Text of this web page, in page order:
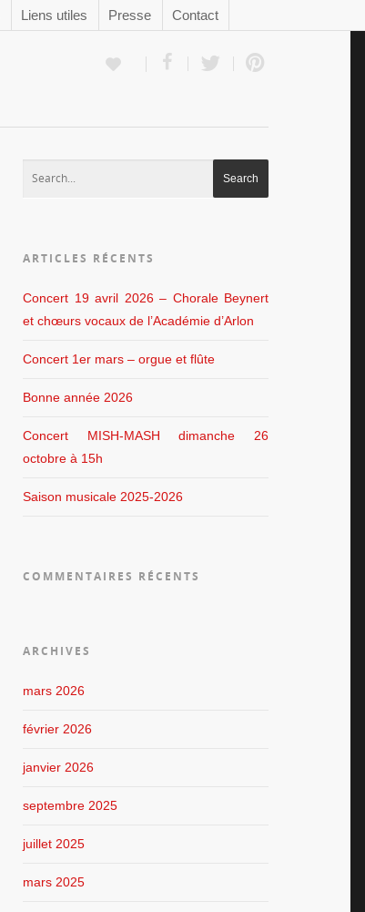
Liens utiles Presse Contact
ARTICLES RÉCENTS
Concert 19 avril 2026 – Chorale Beynert
et chœurs vocaux de l’Académie d’Arlon
Concert 1er mars – orgue et flûte
Bonne année 2026
Concert MISH-MASH dimanche 26
octobre à 15h
Saison musicale 2025-2026
COMMENTAIRES RÉCENTS
ARCHIVES
mars 2026
février 2026
janvier 2026
septembre 2025
juillet 2025
mars 2025